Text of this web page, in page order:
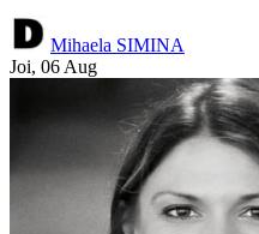
Mihaela SIMINA
Joi, 06 Aug